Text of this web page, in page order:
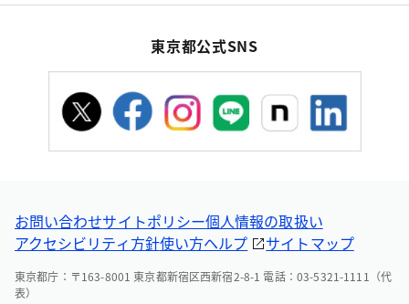
東京都公式SNS
お問い合わせサイトポリシー個人情報の取扱い
アクセシビリティ方針使い方ヘルプ サイトマップ
東京都庁：〒163-8001 東京都新宿区西新宿2-8-1 電話：03-5321-1111（代
表）